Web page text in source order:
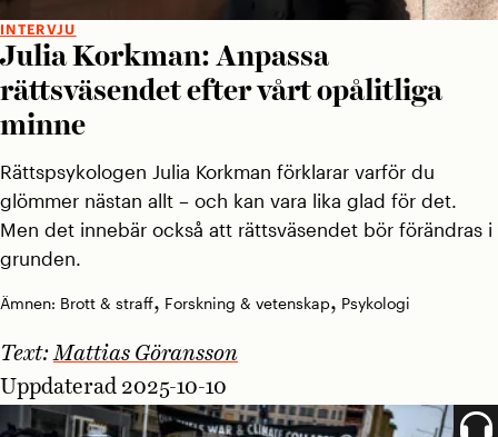
INTERVJU
Julia Korkman: Anpassa
rättsväsendet efter vårt opålitliga
minne
Rättspsykologen Julia Korkman förklarar varför du
glömmer nästan allt – och kan vara lika glad för det.
Men det innebär också att rättsväsendet bör förändras i
grunden.
Ämnen: Brott & straff, Forskning & vetenskap, Psykologi
Text: Mattias Göransson
Uppdaterad 2025-10-10